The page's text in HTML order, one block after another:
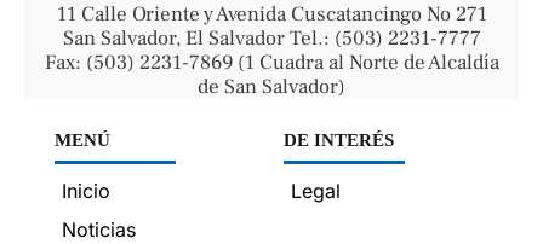
11 Calle Oriente y Avenida Cuscatancingo No 271
San Salvador, El Salvador Tel.: (503) 2231-7777
Fax: (503) 2231-7869 (1 Cuadra al Norte de Alcaldía
de San Salvador)
MENÚ
Inicio
Noticias
DE INTERÉS
Legal